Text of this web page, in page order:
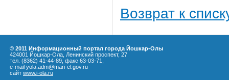
Возврат к
© 2011 Информационный портал города Йошкар-Олы
424001 Йошкар-Ола, Ленинский проспект, 27
тел. (8362) 41-44-89, факс 63-03-71,
e-mail yola.adm@mari-el.gov.ru
сайт www.i-ola.ru